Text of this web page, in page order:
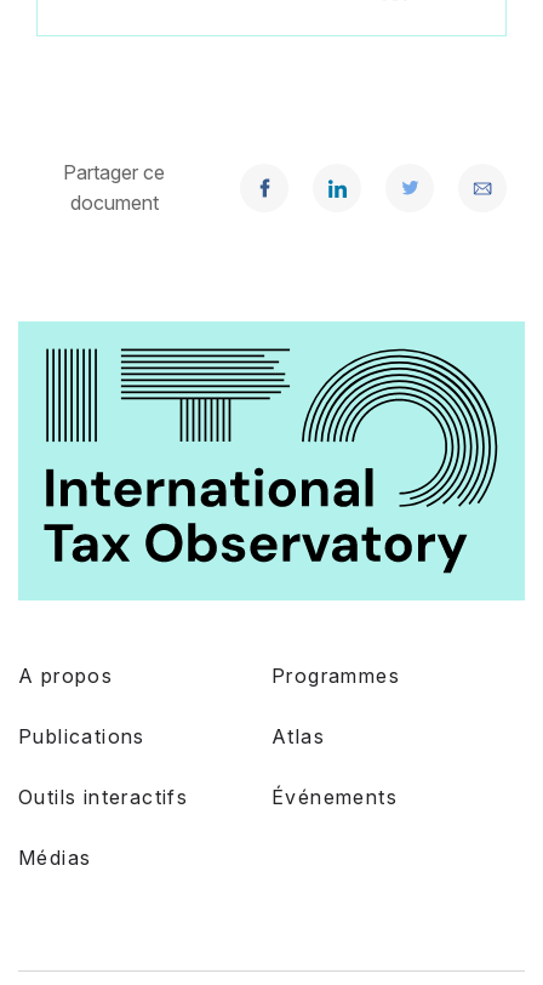
Partager ce
document
A propos Programmes
Publications Atlas
Outils interactifs Événements
Médias